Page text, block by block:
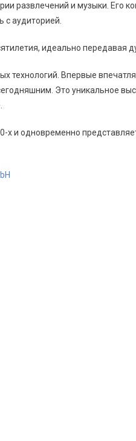
развлечений и музыки. Его
с аудиторией.
идеально передавая
технологий. Впервые
Это уникальное
х и одновременно